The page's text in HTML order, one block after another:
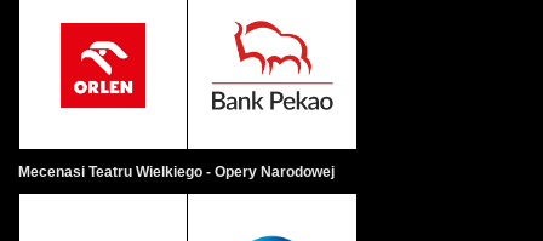
Mecenasi Teatru Wielkiego - Opery Narodowej